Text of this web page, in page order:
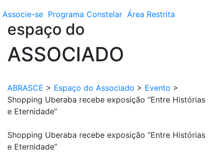
Associe-se Programa Constelar Área Restrita
espaço do
ASSOCIADO
ABRASCE > Espaço do Associado > Evento >
Shopping Uberaba recebe exposição “Entre Histórias
e Eternidade”
Shopping Uberaba recebe exposição “Entre Histórias
e Eternidade”